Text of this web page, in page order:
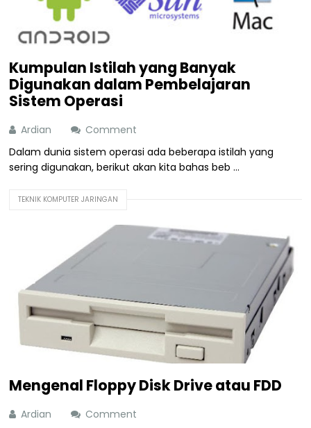
Kumpulan Istilah yang Banyak
Digunakan dalam Pembelajaran
Sistem Operasi
Ardian
Comment
Dalam dunia sistem operasi ada beberapa istilah yang
sering digunakan, berikut akan kita bahas beb ...
TEKNIK KOMPUTER JARINGAN
Mengenal Floppy Disk Drive atau FDD
Ardian
Comment